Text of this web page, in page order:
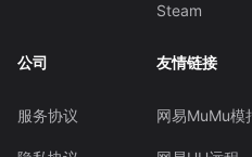
Steam
公司
服务协议
友情链接
网易MuMu模